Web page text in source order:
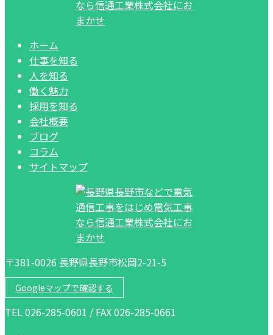
ホーム
仕事を知る
人を知る
働く魅力
採用を知る
会社概要
ブログ
コラム
サイトマップ
〒381-0026 長野県長野市松岡2-21-5
Googleマップで確認する
TEL 026-285-0601 / FAX 026-285-0661